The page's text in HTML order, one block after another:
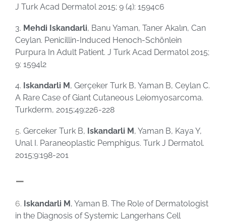
J Turk Acad Dermatol 2015; 9 (4): 1594c6
3. Mehdi Iskandarli, Banu Yaman, Taner Akalın, Can
Ceylan. Penicillin-Induced Henoch-Schönlein
Purpura In Adult Patient. J Turk Acad Dermatol 2015;
9: 1594l2
4. Iskandarli M, Gerçeker Turk B, Yaman B, Ceylan C.
A Rare Case of Giant Cutaneous Leiomyosarcoma.
Turkderm, 2015;49:226-228
5. Gerceker Turk B, Iskandarli M, Yaman B, Kaya Y,
Unal I. Paraneoplastic Pemphigus. Turk J Dermatol.
2015;9:198-201
–
6. Iskandarli M, Yaman B. The Role of Dermatologist
in the Diagnosis of Systemic Langerhans Cell